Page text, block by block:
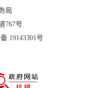
局
767号
19143301号